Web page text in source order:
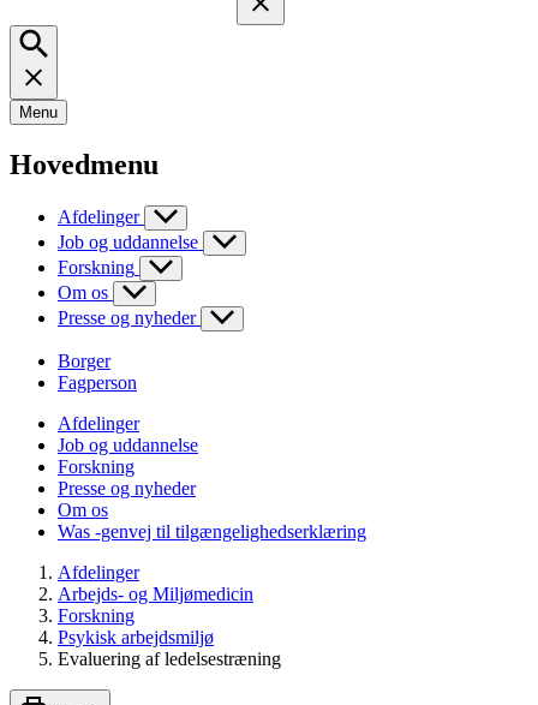
Menu
Hovedmenu
Afdelinger
Job og uddannelse
Forskning
Om os
Presse og nyheder
Borger
Fagperson
Afdelinger
Job og uddannelse
Forskning
Presse og nyheder
Om os
Was -genvej til tilgængelighedserklæring
Afdelinger
Arbejds- og Miljømedicin
Forskning
Psykisk arbejdsmiljø
Evaluering af ledelsestræning